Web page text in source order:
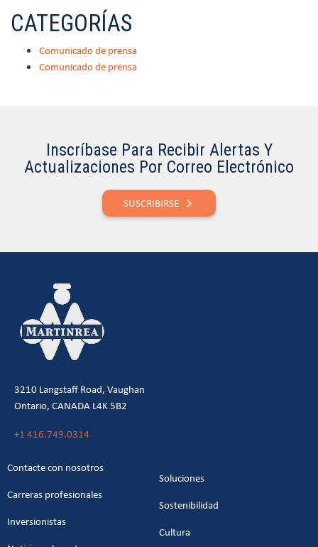
CATEGORÍAS
Comunicado de prensa
Comunicado de prensa
Inscríbase Para Recibir Alertas Y
Actualizaciones Por Correo Electrónico
SUSCRIBIRSE
3210 Langstaff Road, Vaughan
Ontario, CANADA L4K 5B2
+1 416.749.0314
Contacte con nosotros
Carreras profesionales
Inversionistas
Soluciones
Sostenibilidad
Cultura